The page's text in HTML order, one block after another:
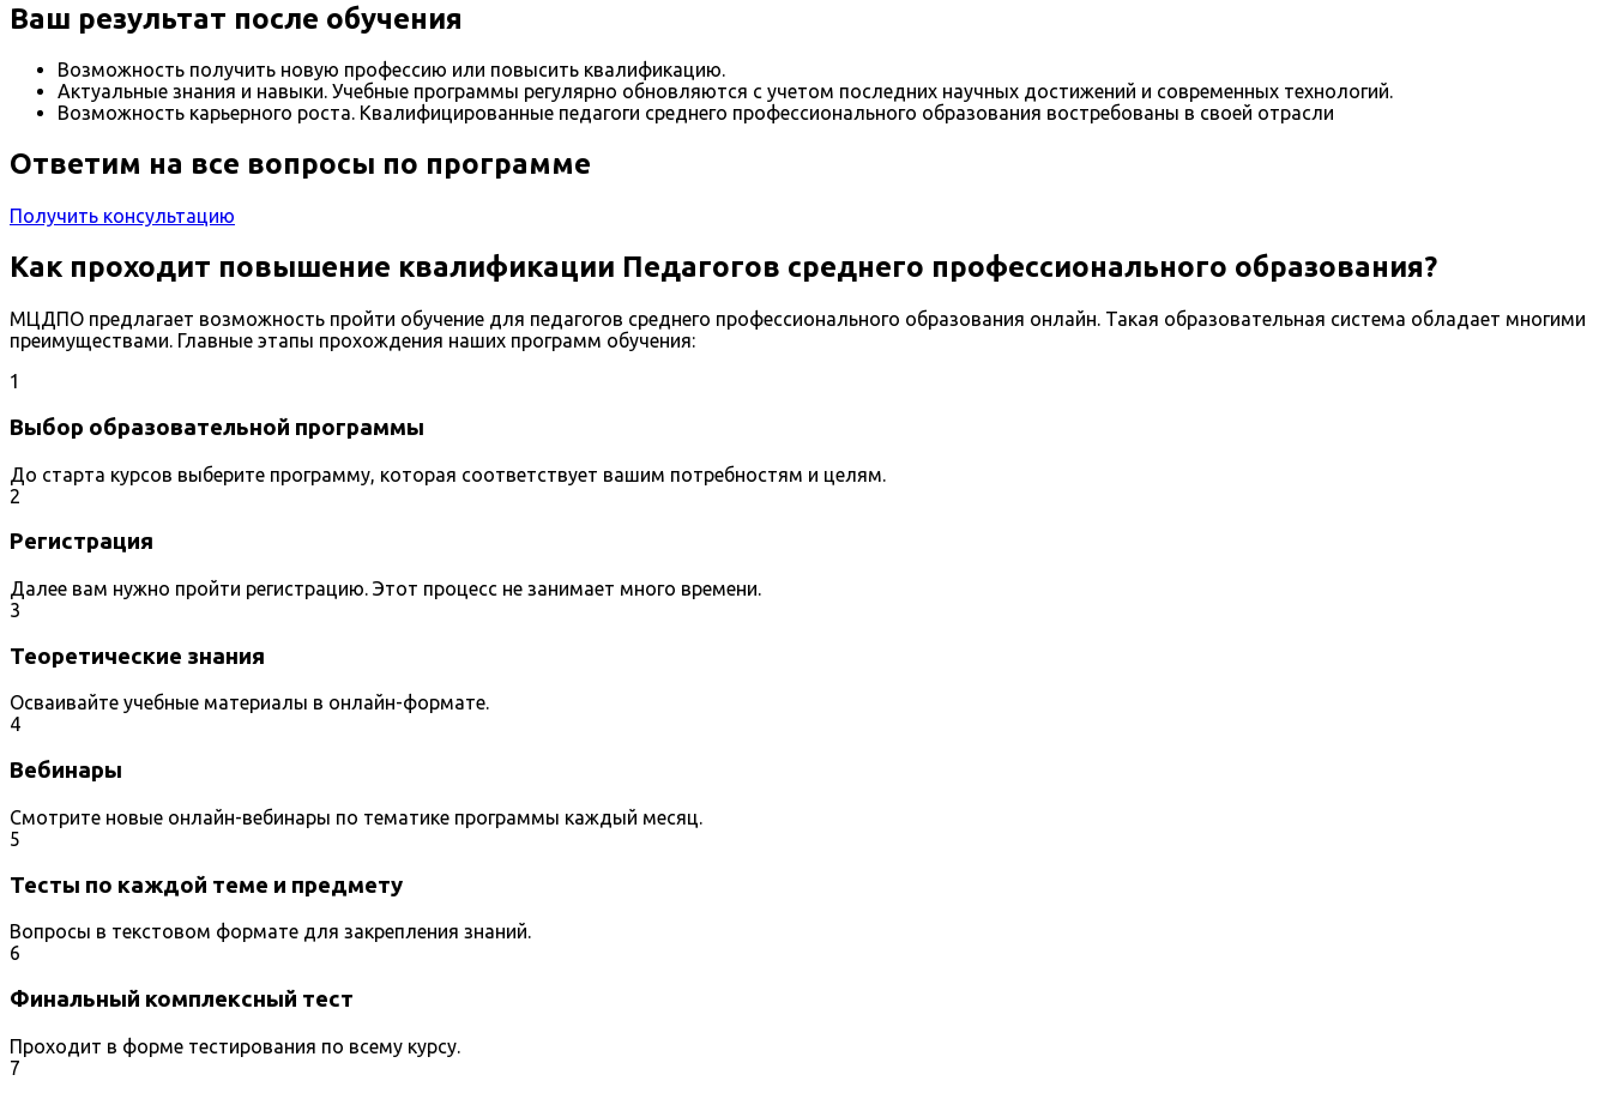
Ваш результат после обучения
Возможность получить новую профессию или повысить квалификацию.
Актуальные знания и навыки. Учебные программы регулярно обновляются с учетом последних научных достижений и современных технологий.
Возможность карьерного роста. Квалифицированные педагоги среднего профессионального образования востребованы в своей отрасли
Ответим на все вопросы по программе
Получить консультацию
Как проходит повышение квалификации Педагогов среднего профессионального образования?
МЦДПО предлагает возможность пройти обучение для педагогов среднего профессионального образования онлайн. Такая образовательная система обладает многими
преимуществами. Главные этапы прохождения наших программ обучения:
1
Выбор образовательной программы
До старта курсов выберите программу, которая соответствует вашим потребностям и целям.
2
Регистрация
Далее вам нужно пройти регистрацию. Этот процесс не занимает много времени.
3
Теоретические знания
Осваивайте учебные материалы в онлайн-формате.
4
Вебинары
Смотрите новые онлайн-вебинары по тематике программы каждый месяц.
5
Тесты по каждой теме и предмету
Вопросы в текстовом формате для закрепления знаний.
6
Финальный комплексный тест
Проходит в форме тестирования по всему курсу.
7